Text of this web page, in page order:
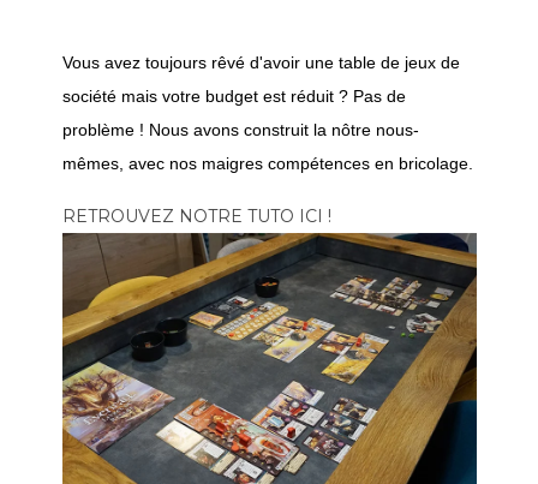
Vous avez toujours rêvé d'avoir une table de jeux de
société mais votre budget est réduit ? Pas de
problème ! Nous avons construit la nôtre nous-
mêmes, avec nos maigres compétences en bricolage.
RETROUVEZ NOTRE TUTO ICI !